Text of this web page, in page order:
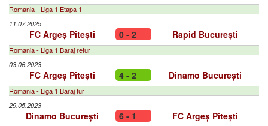
Romania - Liga 1 Etapa 1
11.07.2025
FC Argeș Pitești 0 - 2 Rapid București
Romania - Liga 1 Baraj retur
03.06.2023
FC Argeș Pitești 4 - 2 Dinamo București
Romania - Liga 1 Baraj tur
29.05.2023
Dinamo București 6 - 1 FC Argeș Pitești